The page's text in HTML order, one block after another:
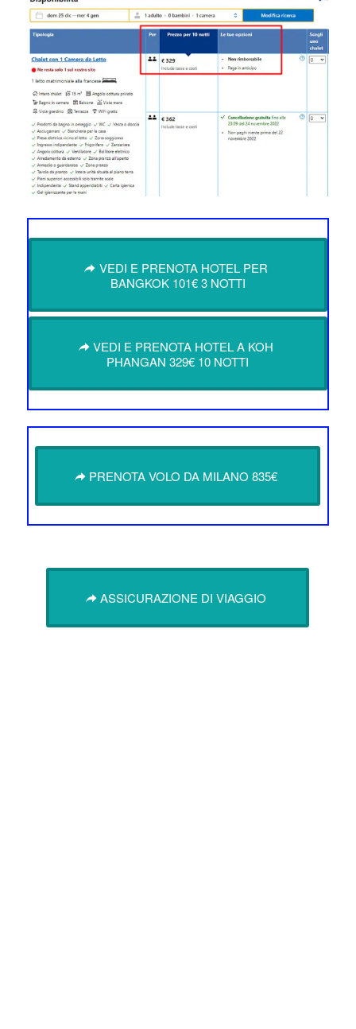
VEDI E PRENOTA HOTEL PER
BANGKOK 101€ 3 NOTTI
VEDI E PRENOTA HOTEL A KOH
PHANGAN 329€ 10 NOTTI
PRENOTA VOLO DA MILANO 835€
ASSICURAZIONE DI VIAGGIO